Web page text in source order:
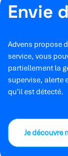
Envie
Advens propose
service, vous
partiellement la
supervise, alerte
qu’il est détecté.
Je découvre